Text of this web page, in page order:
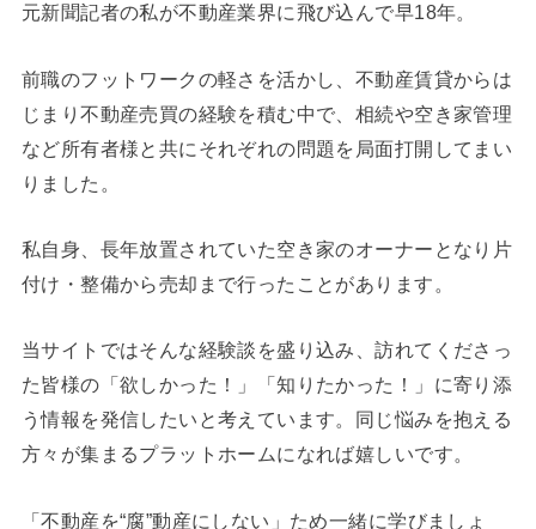
元新聞記者の私が不動産業界に飛び込んで早18年。
前職のフットワークの軽さを活かし、不動産賃貸からは
じまり不動産売買の経験を積む中で、相続や空き家管理
など所有者様と共にそれぞれの問題を局面打開してまい
りました。
私自身、長年放置されていた空き家のオーナーとなり片
付け・整備から売却まで行ったことがあります。
当サイトではそんな経験談を盛り込み、訪れてくださっ
た皆様の「欲しかった！」「知りたかった！」に寄り添
う情報を発信したいと考えています。同じ悩みを抱える
方々が集まるプラットホームになれば嬉しいです。
「不動産を“腐”動産にしない」ため一緒に学びましょ